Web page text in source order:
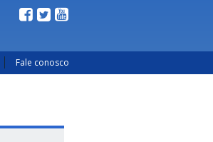
Fale conosco